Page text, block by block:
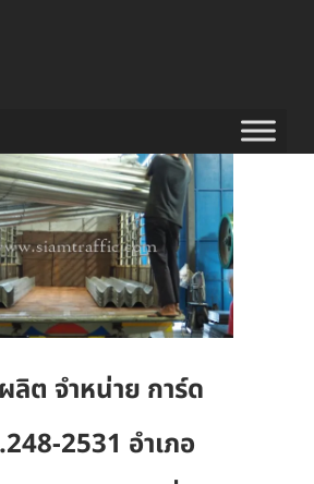
ผลิต จำหน่าย การ์ด
2531 อำเภอ